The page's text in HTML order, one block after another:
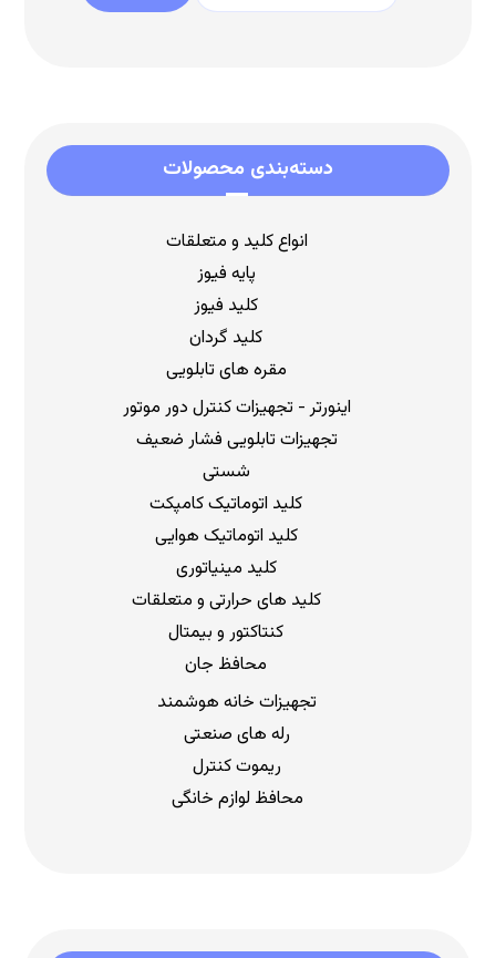
دسته‌بندی محصولات
انواع کلید و متعلقات
پایه فیوز
کلید فیوز
کلید گردان
مقره های تابلویی
اینورتر - تجهیزات کنترل دور موتور
تجهیزات تابلویی فشار ضعیف
شستی
کلید اتوماتیک کامپکت
کلید اتوماتیک هوایی
کلید مینیاتوری
کلید های حرارتی و متعلقات
کنتاکتور و بیمتال
محافظ جان
تجهیزات خانه هوشمند
رله های صنعتی
ریموت کنترل
محافظ لوازم خانگی